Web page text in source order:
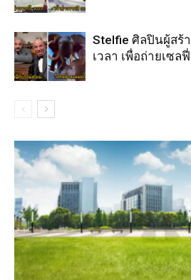
Stelfie ศิลปินผู้สร้
เวลา เพื่อถ่ายเซ